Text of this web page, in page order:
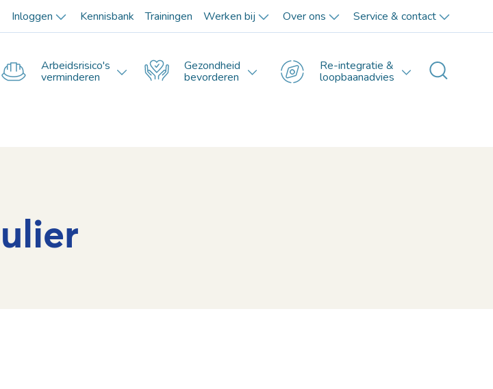
Inloggen Kennisbank Trainingen Werken bij Over ons Service & contact
Arbeidsrisico's
verminderen
Gezondheid
bevorderen
Re-integratie &
loopbaanadvies